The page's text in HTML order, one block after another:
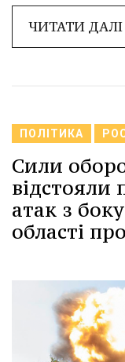
ЧИТАТИ ДАЛІ
ПОЛІТИКА
Сили
відстояли
атак з
області